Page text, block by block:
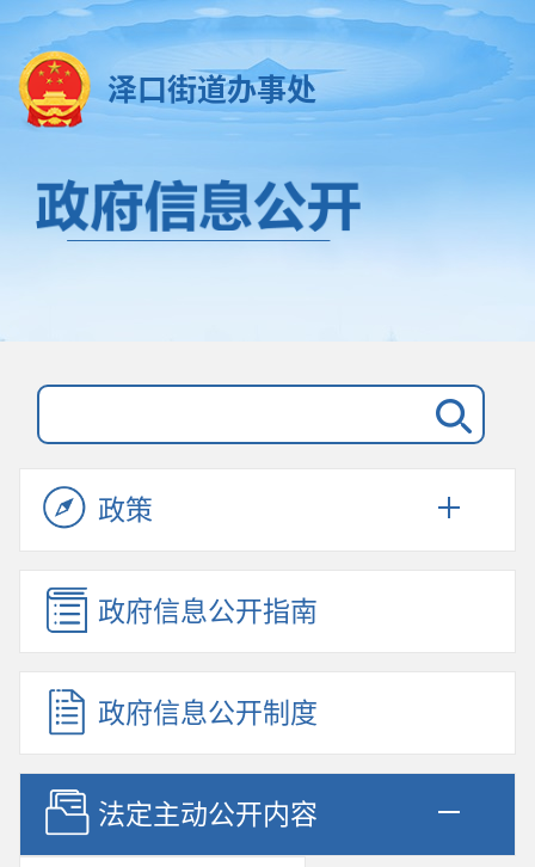
泽口街道办事处
政策
政府信息公开指南
政府信息公开制度
法定主动公开内容